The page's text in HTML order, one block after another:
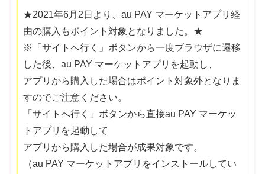
★2021年6月2日より、au PAY マーケットアプリ経
由の購入もポイント対象となりました。★
※「サイトへ行く」ボタンから一度ブラウザに遷移
した後、au PAY マーケットアプリを起動し、
アプリから購入した場合はポイント対象外となりま
すのでご注意ください。
「サイトへ行く」ボタンから直接au PAY マーケッ
トアプリを起動して
アプリから購入した場合が成果対象です。
（au PAY マーケットアプリをインストールしてい